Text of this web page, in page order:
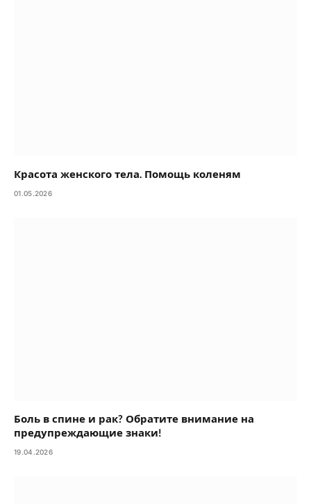
Красота женского тела. Помощь коленям
01.05.2026
Боль в спине и рак? Обратите внимание на
предупреждающие знаки!
19.04.2026